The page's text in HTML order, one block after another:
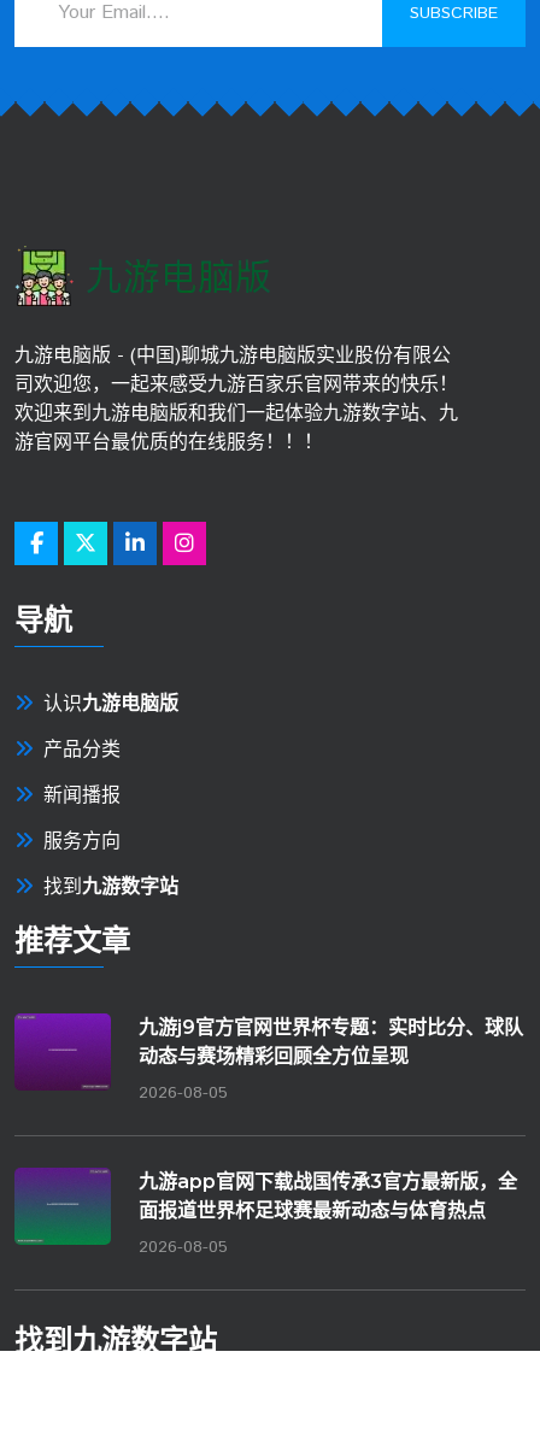
SUBSCRIBE
九游电脑版 - (中国)聊城九游电脑版实业股份有限公
司欢迎您，一起来感受九游百家乐官网带来的快乐！
欢迎来到九游电脑版和我们一起体验九游数字站、九
游官网平台最优质的在线服务！！！
导航
认识九游电脑版
产品分类
新闻播报
服务方向
找到九游数字站
推荐文章
九游j9官方官网世界杯专题：实时比分、球队
动态与赛场精彩回顾全方位呈现
2026-08-05
九游app官网下载战国传承3官方最新版，全
面报道世界杯足球赛最新动态与体育热点
2026-08-05
找到九游数字站